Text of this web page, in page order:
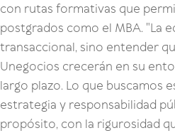
con rutas formativas que
postgrados como el MBA. "La
transaccional, sino entender
Unegocios crecerán en su
largo plazo. Lo que buscamos
estrategia y responsabilidad
propósito, con la rigurosidad